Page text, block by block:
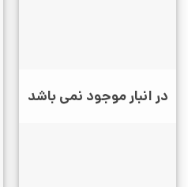
در انبار موجود نمی باشد